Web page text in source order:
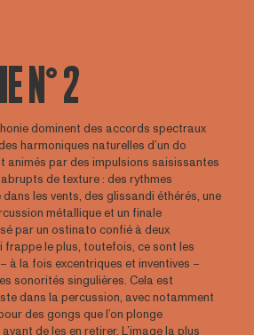
N° 2
dominent des accords spectraux
harmoniques naturelles d’un do
animés par des impulsions saisissantes
de texture : des rythmes
les vents, des glissandi éthérés, une
métallique et un finale
par un ostinato confié à deux
frappe le plus, toutefois, ce sont les
à la fois excentriques et inventives –
sonorités singulières. Cela est
dans la percussion, avec notamment
des gongs que l’on plonge
de les en retirer. L’image la plus